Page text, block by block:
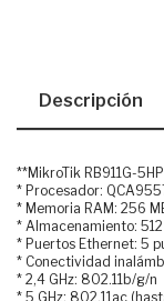
Descripción
**MikroTik RB911G-
* Procesador:
* Memoria RAM: 256
* Almacenamiento:
* Puertos Ethernet: 5
* Conectividad
* 2,4 GHz: 802.11b/g/n
* 5 GHz: 802.11ac